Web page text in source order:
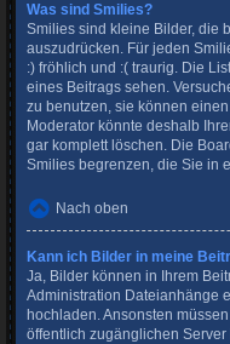
Was sind Smilies?
Smilies sind kleine Bilder, die
auszudrücken. Für jeden
:) fröhlich und :( traurig. Die
eines Beitrags sehen.
zu benutzen, sie können
Moderator könnte deshalb
gar komplett löschen. Die
Smilies begrenzen, die Sie in
Nach oben
Kann ich Bilder in meine
Ja, Bilder können in Ihrem
Administration Dateianhänge
hochladen. Ansonsten
öffentlich zugänglichen